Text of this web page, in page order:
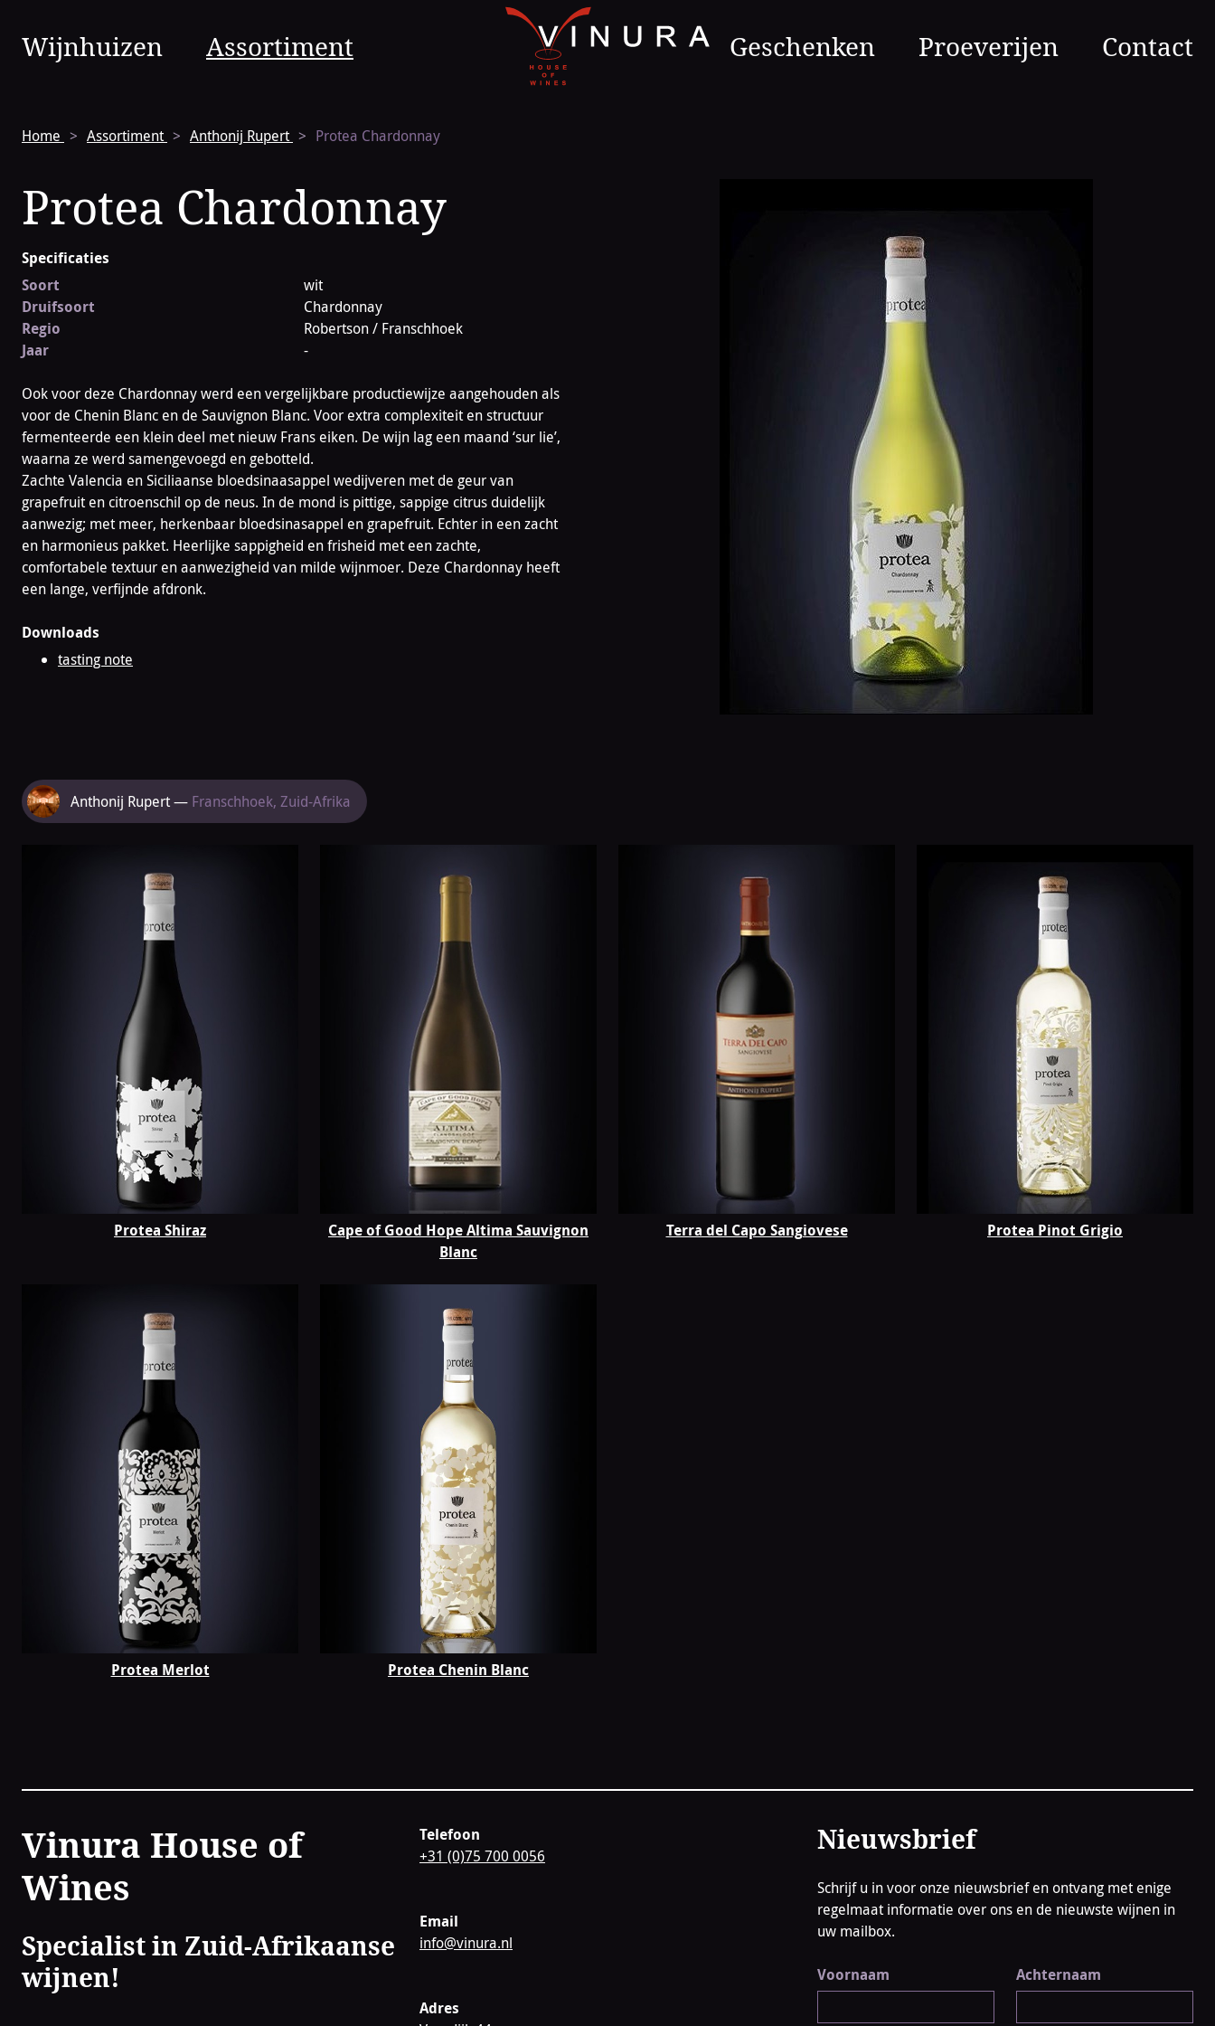
Vinura
Navigatie
Wijnhuizen Assortiment
homepage
Geschenken Proeverijen Contact
Home Assortiment Anthonij Rupert Protea Chardonnay
Protea Chardonnay
Specificaties
Soort
wit
Druifsoort
Chardonnay
Regio
Robertson / Franschhoek
Jaar
-
Ook voor deze Chardonnay werd een vergelijkbare productiewijze aangehouden als
voor de Chenin Blanc en de Sauvignon Blanc. Voor extra complexiteit en structuur
fermenteerde een klein deel met nieuw Frans eiken. De wijn lag een maand ‘sur lie’,
waarna ze werd samengevoegd en gebotteld.
Zachte Valencia en Siciliaanse bloedsinaasappel wedijveren met de geur van
grapefruit en citroenschil op de neus. In de mond is pittige, sappige citrus duidelijk
aanwezig; met meer, herkenbaar bloedsinasappel en grapefruit. Echter in een zacht
en harmonieus pakket. Heerlijke sappigheid en frisheid met een zachte,
comfortabele textuur en aanwezigheid van milde wijnmoer. Deze Chardonnay heeft
een lange, verfijnde afdronk.
Downloads
tasting note
Meer
Anthonij
Anthonij Rupert — Franschhoek, Zuid-Afrika
Protea Shiraz
Cape of Good Hope Altima Sauvignon
Blanc
Terra del Capo Sangiovese Protea Pinot Grigio
Protea Merlot Protea Chenin Blanc
Contact
Vinura House of
Wines
Specialist in Zuid-Afrikaanse
wijnen!
Telefoon
+31 (0)75 700 0056
Email
info@vinura.nl
Adres
Nieuwsbrief
Schrijf u in voor onze nieuwsbrief en ontvang met enige
regelmaat informatie over ons en de nieuwste wijnen in
uw mailbox.
Voornaam Achternaam